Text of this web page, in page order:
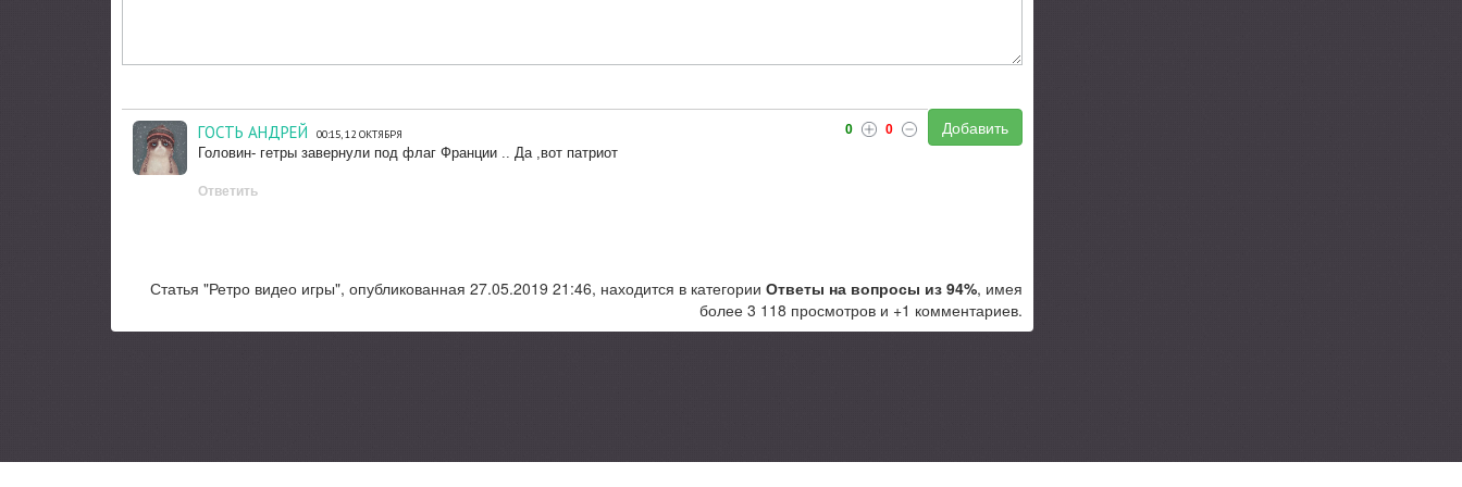
Добавить
0 0
ГОСТЬ АНДРЕЙ 00:15, 12 ОКТЯБРЯ
Головин- гетры завернули под флаг Франции .. Да ,вот патриот
Ответить
Статья "Ретро видео игры", опубликованная 27.05.2019 21:46, находится в категории Ответы на вопросы из 94%, имея
более 3 118 просмотров и +1 комментариев.